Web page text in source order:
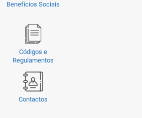
Benefícios Sociais
Códigos e
Regulamentos
Contactos